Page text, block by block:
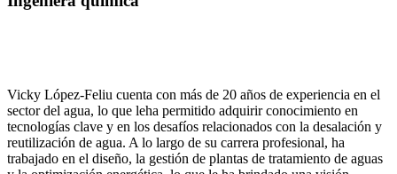
Vicky López-Feliu cuenta con más de 20 años de experiencia en el
sector del agua, lo que leha permitido adquirir conocimiento en
tecnologías clave y en los desafíos relacionados con la desalación y
reutilización de agua. A lo largo de su carrera profesional, ha
trabajado en el diseño, la gestión de plantas de tratamiento de aguas